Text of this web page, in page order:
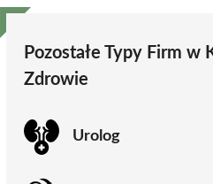
Pozostałe Typy Firm w
Zdrowie
Urolog